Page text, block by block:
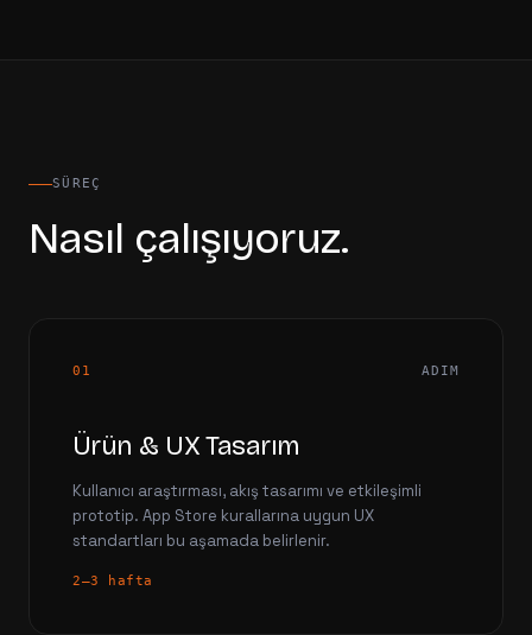
SÜREÇ
Nasıl çalışıyoruz.
01 ADIM
Ürün & UX Tasarım
Kullanıcı araştırması, akış tasarımı ve etkileşimli
prototip. App Store kurallarına uygun UX
standartları bu aşamada belirlenir.
2–3 hafta